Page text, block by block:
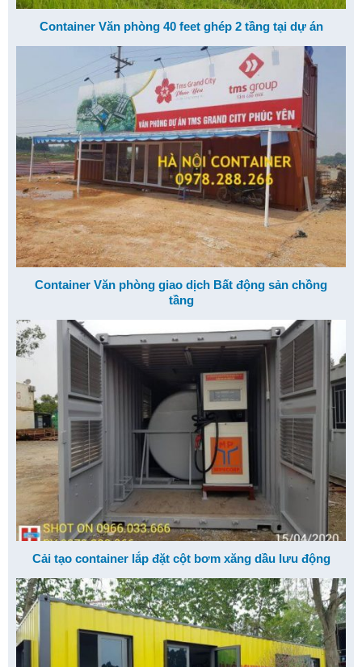
Container Văn phòng 40 feet ghép 2 tầng tại dự án
Container Văn phòng giao dịch Bất động sản chồng
tầng
Cải tạo container lắp đặt cột bơm xăng dầu lưu động